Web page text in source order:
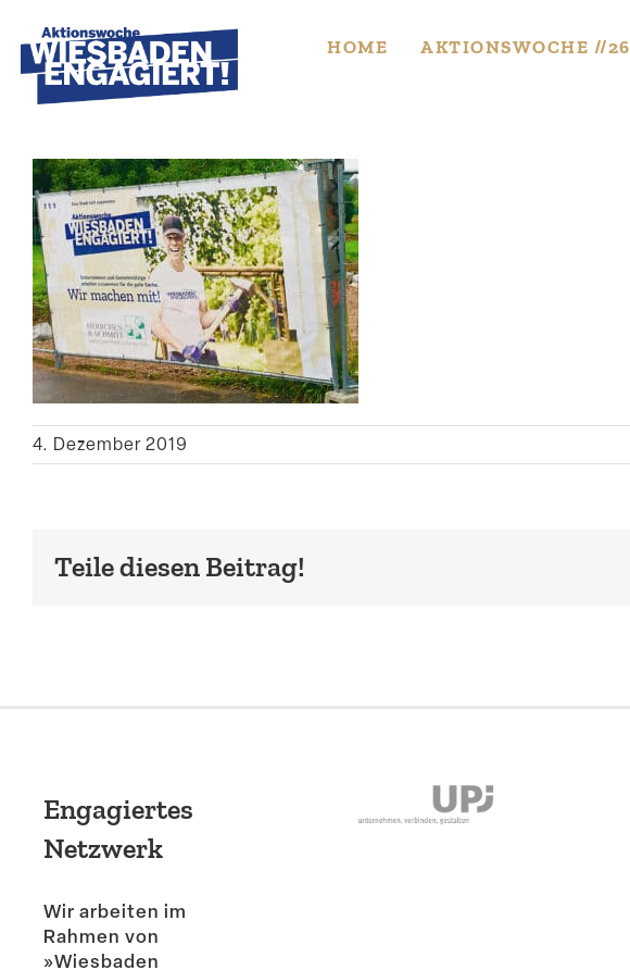
to
content
HOME AKTIONS­WOCHE //26
4. Dezember 2019
Teile diesen Beitrag!
Engagiertes
Netzwerk
Wir arbeiten im
Rahmen von
»Wiesbaden